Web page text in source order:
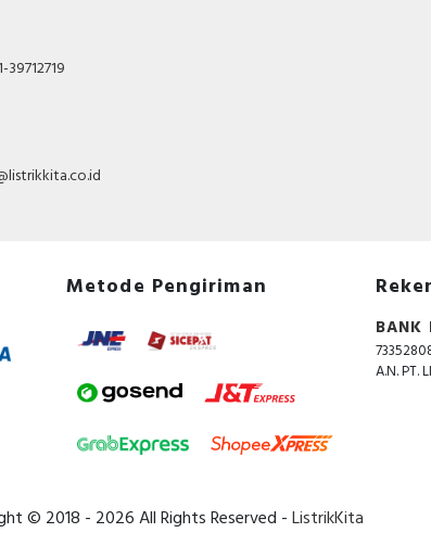
39712719
Metode Pengiriman
BANK
A.N. PT.
© 2018 - 2026 All Rights Reserved -ListrikKita